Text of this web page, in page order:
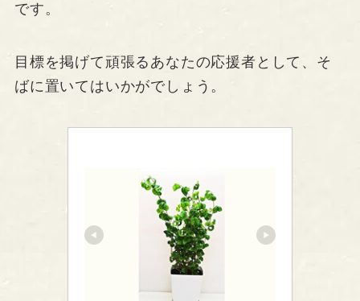
です。
目標を掲げて頑張るあなたの応援者として、そ
ばに置いてはいかがでしょう。